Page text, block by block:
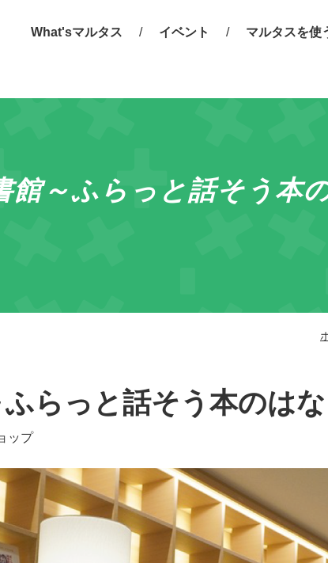
What'sマルタス イベント マルタスを使
学習スペース
館～ふらっと話そう本
らっと話そう本のは
ップ